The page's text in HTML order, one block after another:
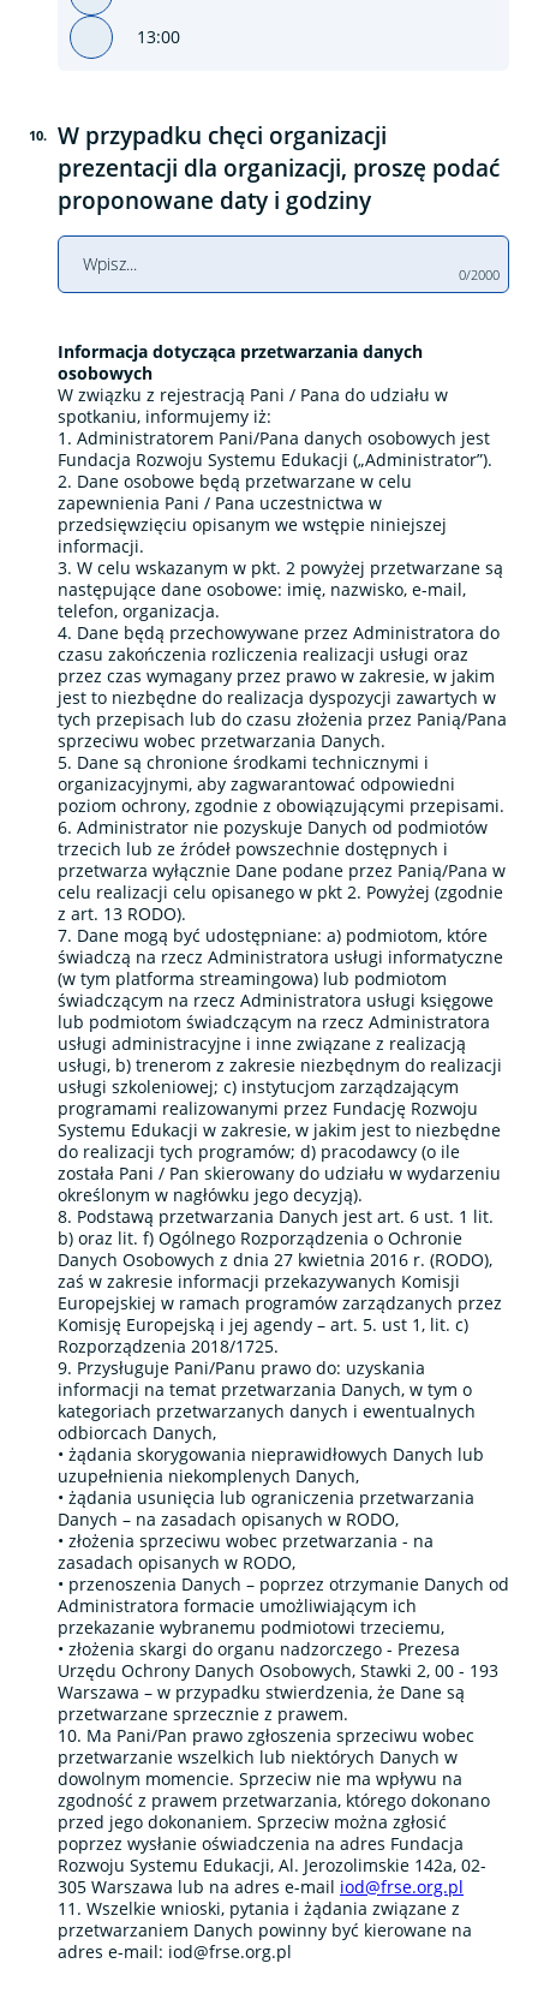
13:00
10.
W przypadku chęci organizacji
prezentacji dla organizacji, proszę podać
proponowane daty i godziny
0/2000
Informacja dotycząca przetwarzania danych
osobowych
W związku z rejestracją Pani / Pana do udziału w
spotkaniu, informujemy iż:
1. Administratorem Pani/Pana danych osobowych jest
Fundacja Rozwoju Systemu Edukacji („Administrator”).
2. Dane osobowe będą przetwarzane w celu
zapewnienia Pani / Pana uczestnictwa w
przedsięwzięciu opisanym we wstępie niniejszej
informacji.
3. W celu wskazanym w pkt. 2 powyżej przetwarzane są
następujące dane osobowe: imię, nazwisko, e-mail,
telefon, organizacja.
4. Dane będą przechowywane przez Administratora do
czasu zakończenia rozliczenia realizacji usługi oraz
przez czas wymagany przez prawo w zakresie, w jakim
jest to niezbędne do realizacja dyspozycji zawartych w
tych przepisach lub do czasu złożenia przez Panią/Pana
sprzeciwu wobec przetwarzania Danych.
5. Dane są chronione środkami technicznymi i
organizacyjnymi, aby zagwarantować odpowiedni
poziom ochrony, zgodnie z obowiązującymi przepisami.
6. Administrator nie pozyskuje Danych od podmiotów
trzecich lub ze źródeł powszechnie dostępnych i
przetwarza wyłącznie Dane podane przez Panią/Pana w
celu realizacji celu opisanego w pkt 2. Powyżej (zgodnie
z art. 13 RODO).
7. Dane mogą być udostępniane: a) podmiotom, które
świadczą na rzecz Administratora usługi informatyczne
(w tym platforma streamingowa) lub podmiotom
świadczącym na rzecz Administratora usługi księgowe
lub podmiotom świadczącym na rzecz Administratora
usługi administracyjne i inne związane z realizacją
usługi, b) trenerom z zakresie niezbędnym do realizacji
usługi szkoleniowej; c) instytucjom zarządzającym
programami realizowanymi przez Fundację Rozwoju
Systemu Edukacji w zakresie, w jakim jest to niezbędne
do realizacji tych programów; d) pracodawcy (o ile
została Pani / Pan skierowany do udziału w wydarzeniu
określonym w nagłówku jego decyzją).
8. Podstawą przetwarzania Danych jest art. 6 ust. 1 lit.
b) oraz lit. f) Ogólnego Rozporządzenia o Ochronie
Danych Osobowych z dnia 27 kwietnia 2016 r. (RODO),
zaś w zakresie informacji przekazywanych Komisji
Europejskiej w ramach programów zarządzanych przez
Komisję Europejską i jej agendy – art. 5. ust 1, lit. c)
Rozporządzenia 2018/1725.
9. Przysługuje Pani/Panu prawo do: uzyskania
informacji na temat przetwarzania Danych, w tym o
kategoriach przetwarzanych danych i ewentualnych
odbiorcach Danych,
• żądania skorygowania nieprawidłowych Danych lub
uzupełnienia niekomplenych Danych,
• żądania usunięcia lub ograniczenia przetwarzania
Danych – na zasadach opisanych w RODO,
• złożenia sprzeciwu wobec przetwarzania - na
zasadach opisanych w RODO,
• przenoszenia Danych – poprzez otrzymanie Danych od
Administratora formacie umożliwiającym ich
przekazanie wybranemu podmiotowi trzeciemu,
• złożenia skargi do organu nadzorczego - Prezesa
Urzędu Ochrony Danych Osobowych, Stawki 2, 00 - 193
Warszawa – w przypadku stwierdzenia, że Dane są
przetwarzane sprzecznie z prawem.
10. Ma Pani/Pan prawo zgłoszenia sprzeciwu wobec
przetwarzanie wszelkich lub niektórych Danych w
dowolnym momencie. Sprzeciw nie ma wpływu na
zgodność z prawem przetwarzania, którego dokonano
przed jego dokonaniem. Sprzeciw można zgłosić
poprzez wysłanie oświadczenia na adres Fundacja
Rozwoju Systemu Edukacji, Al. Jerozolimskie 142a, 02-
305 Warszawa lub na adres e-mail iod@frse.org.pl
11. Wszelkie wnioski, pytania i żądania związane z
przetwarzaniem Danych powinny być kierowane na
adres e-mail: iod@frse.org.pl